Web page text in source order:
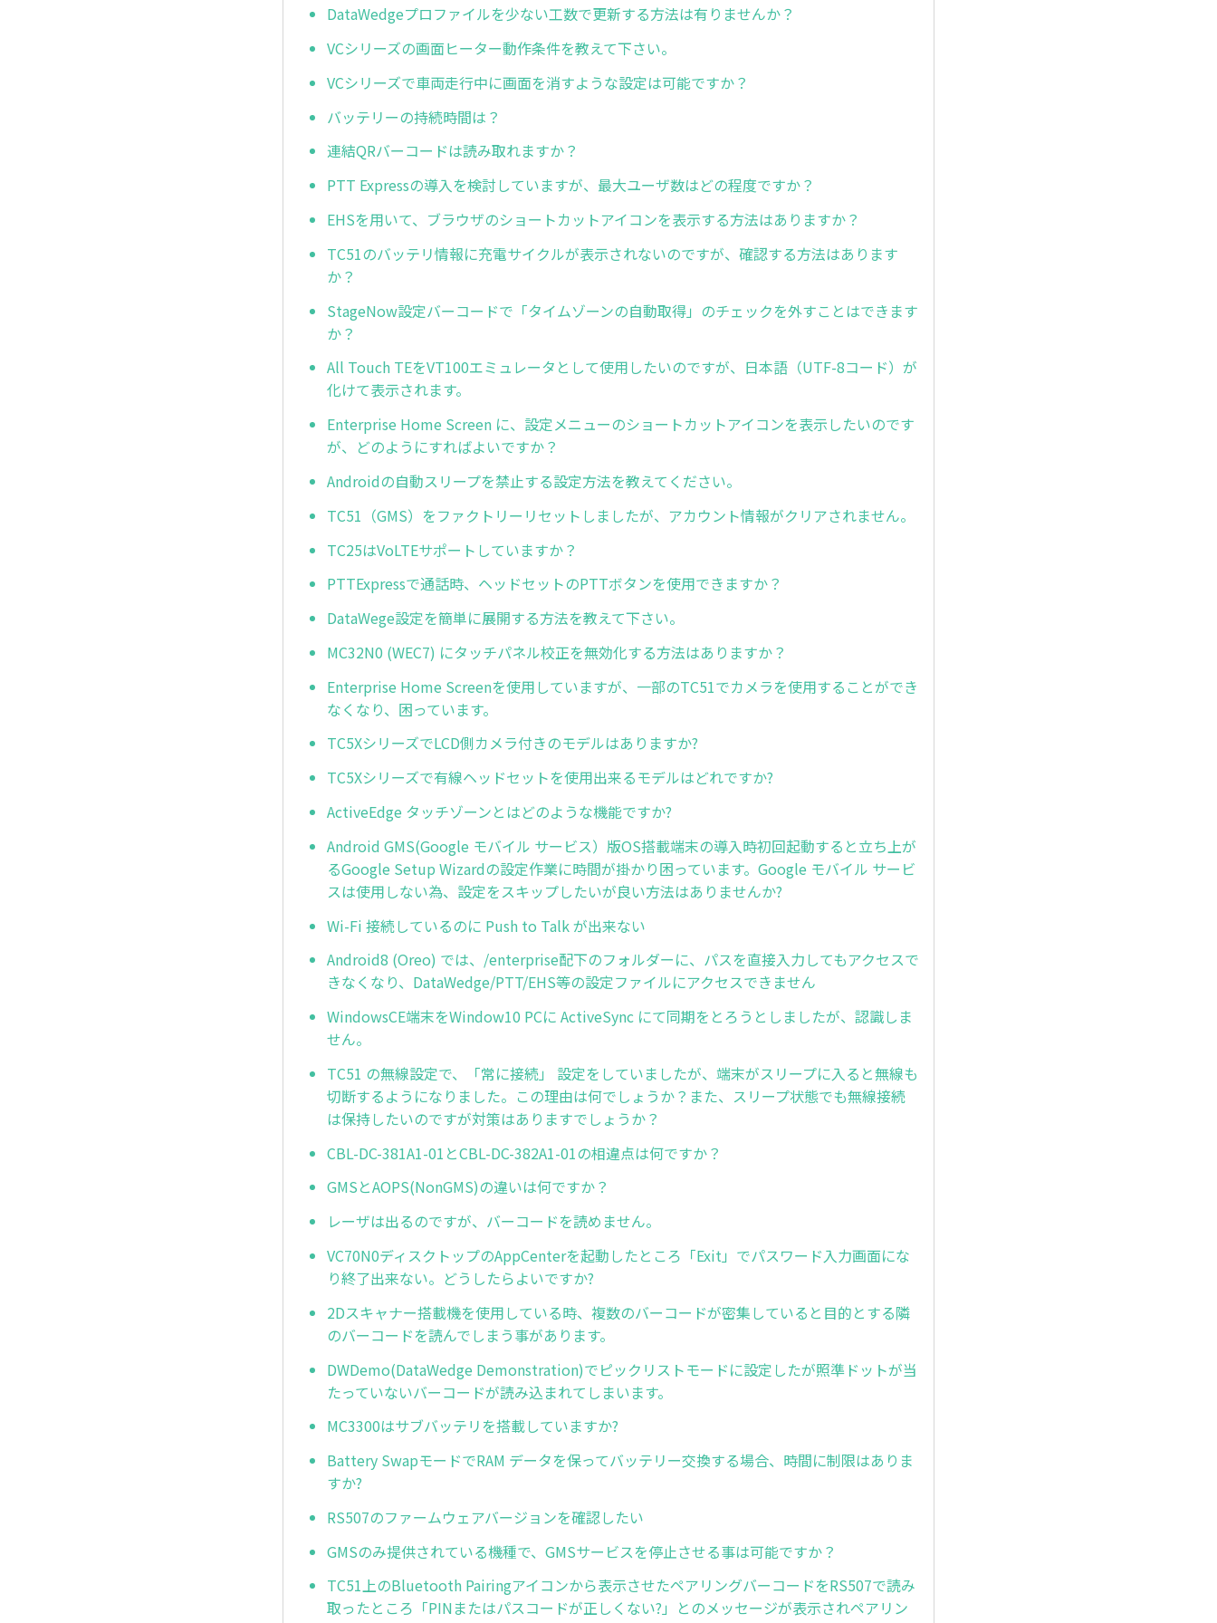
DataWedgeプロファイルを少ない工数で更新する方法は有りませんか？
VCシリーズの画面ヒーター動作条件を教えて下さい。
VCシリーズで車両走行中に画面を消すような設定は可能ですか？
バッテリーの持続時間は？
連結QRバーコードは読み取れますか？
PTT Expressの導入を検討していますが、最大ユーザ数はどの程度ですか？
EHSを用いて、ブラウザのショートカットアイコンを表示する方法はありますか？
TC51のバッテリ情報に充電サイクルが表示されないのですが、確認する方法はあります
か？
StageNow設定バーコードで「タイムゾーンの自動取得」のチェックを外すことはできます
か？
All Touch TEをVT100エミュレータとして使用したいのですが、日本語（UTF-8コード）が
化けて表示されます。
Enterprise Home Screen に、設定メニューのショートカットアイコンを表示したいのです
が、どのようにすればよいですか？
Androidの自動スリープを禁止する設定方法を教えてください。
TC51（GMS）をファクトリーリセットしましたが、アカウント情報がクリアされません。
TC25はVoLTEサポートしていますか？
PTTExpressで通話時、ヘッドセットのPTTボタンを使用できますか？
DataWege設定を簡単に展開する方法を教えて下さい。
MC32N0 (WEC7) にタッチパネル校正を無効化する方法はありますか？
Enterprise Home Screenを使用していますが、一部のTC51でカメラを使用することができ
なくなり、困っています。
TC5XシリーズでLCD側カメラ付きのモデルはありますか?
TC5Xシリーズで有線ヘッドセットを使用出来るモデルはどれですか?
ActiveEdge タッチゾーンとはどのような機能ですか?
Android GMS(Google モバイル サービス）版OS搭載端末の導入時初回起動すると立ち上が
るGoogle Setup Wizardの設定作業に時間が掛かり困っています。Google モバイル サービ
スは使用しない為、設定をスキップしたいが良い方法はありませんか?
Wi-Fi 接続しているのに Push to Talk が出来ない
Android8 (Oreo) では、/enterprise配下のフォルダーに、パスを直接入力してもアクセスで
きなくなり、DataWedge/PTT/EHS等の設定ファイルにアクセスできません
WindowsCE端末をWindow10 PCに ActiveSync にて同期をとろうとしましたが、認識しま
せん。
TC51 の無線設定で、「常に接続」 設定をしていましたが、端末がスリープに入ると無線も
切断するようになりました。この理由は何でしょうか？また、スリープ状態でも無線接続
は保持したいのですが対策はありますでしょうか？
CBL-DC-381A1-01とCBL-DC-382A1-01の相違点は何ですか？
GMSとAOPS(NonGMS)の違いは何ですか？
レーザは出るのですが、バーコードを読めません。
VC70N0ディスクトップのAppCenterを起動したところ「Exit」でパスワード入力画面にな
り終了出来ない。どうしたらよいですか?
2Dスキャナー搭載機を使用している時、複数のバーコードが密集していると目的とする隣
のバーコードを読んでしまう事があります。
DWDemo(DataWedge Demonstration)でピックリストモードに設定したが照準ドットが当
たっていないバーコードが読み込まれてしまいます。
MC3300はサブバッテリを搭載していますか?
Battery SwapモードでRAM データを保ってバッテリー交換する場合、時間に制限はありま
すか?
RS507のファームウェアバージョンを確認したい
GMSのみ提供されている機種で、GMSサービスを停止させる事は可能ですか？
TC51上のBluetooth Pairingアイコンから表示させたペアリングバーコードをRS507で読み
取ったところ「PINまたはパスコードが正しくない?」とのメッセージが表示されペアリン